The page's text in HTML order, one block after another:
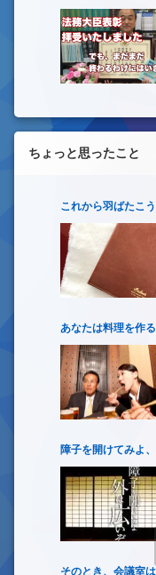
ちょっと思ったこと
これから羽ばたこ
あなたは料理を作
障子を開けてみよ
そのとき、会議室